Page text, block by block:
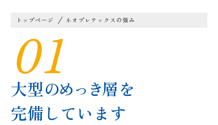
トップページ ネオプレテックスの強み
01
大型のめっき層を
完備しています